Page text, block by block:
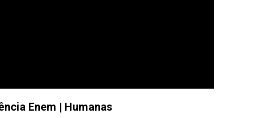
Enem | Humanas